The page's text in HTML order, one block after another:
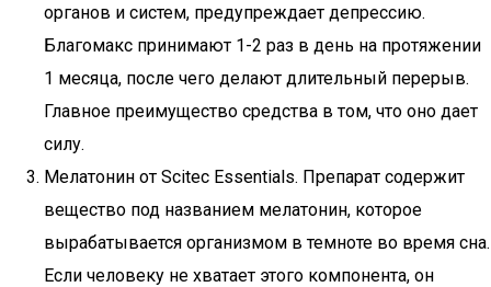
органов и систем, предупреждает депрессию.
Благомакс принимают 1-2 раз в день на протяжении
1 месяца, после чего делают длительный перерыв.
Главное преимущество средства в том, что оно дает
силу.
Мелатонин от Scitec Essentials. Препарат содержит
вещество под названием мелатонин, которое
вырабатывается организмом в темноте во время сна.
Если человеку не хватает этого компонента, он